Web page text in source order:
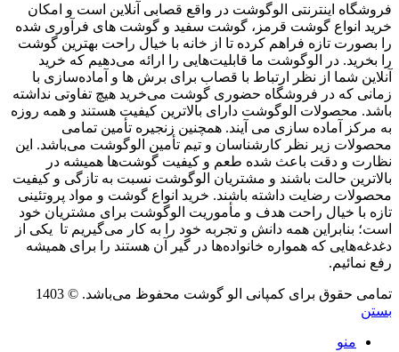
فروشگاه اینترنتی الوگوشت در واقع قصابی آنلاین است و امکان
خرید انواع گوشت قرمز، گوشت سفید و گوشت های فرآوری شده
را بصورت تازه فراهم کرده تا از خانه با خیال راحت بهترین گوشت
را بخرید. در الوگوشت ما قابلیت‌هایی را ارائه می‌دهیم که خرید
آنلاین شما از نظر ارتباط با قصاب برای برش ها و آماده‌سازی با
زمانی که در فروشگاه حضوری گوشت می‌خرید هیچ تفاوتی نداشته
باشد. محصولات الوگوشت دارای بالاترین کیفیت هستند و همه روزه
به مرکز آماده سازی می آیند. همچنین زنجیره تأمین تمامی
محصولات زیر نظر کارشناسان و تیم تأمین الوگوشت می‌باشد. این
نظارت و دقت باعث شده طعم و کیفیت گوشت‌ها همیشه در
بالاترین حالت باشند و مشتریان الوگوشت نسبت به تازگی و کیفیت
محصولات رضایت داشته باشند. خرید انواع گوشت و مواد پروتئینی
تازه با خیال راحت هدف و مأموریت الوگوشت برای مشتریان خود
است؛ بنابراین همه دانش و تجربه خود را به کار می‌گیریم تا یکی از
دغدغه‌هایی که همواره خانواده‌ها در گیر آن هستند را برای همیشه
رفع نمائیم.
تمامی حقوق برای کمپانی الو گوشت محفوظ می‌باشد. © 1403
بستن
منو